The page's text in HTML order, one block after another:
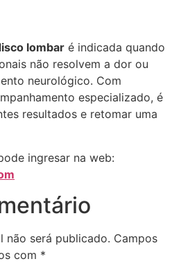
lombar é indicada quando
não resolvem a dor ou
neurológico. Com
especializado, é
resultados e retomar uma
ingresar na web:
não será publicado. Campos
com *